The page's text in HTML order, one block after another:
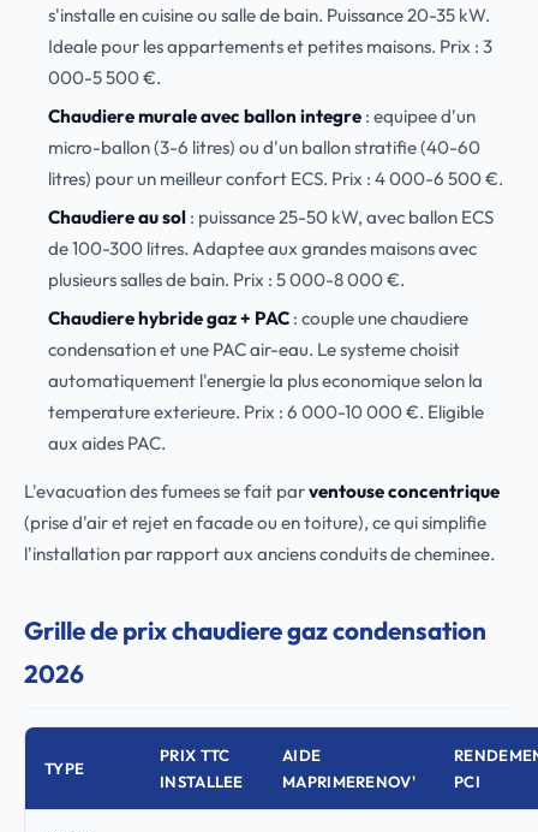
s'installe en cuisine ou salle de bain. Puissance 20-35 kW.
Ideale pour les appartements et petites maisons. Prix : 3
000-5 500 €.
Chaudiere murale avec ballon integre: equipee d'un
micro-ballon (3-6 litres) ou d'un ballon stratifie (40-60
litres) pour un meilleur confort ECS. Prix : 4 000-6 500 €.
Chaudiere au sol: puissance 25-50 kW, avec ballon ECS
de 100-300 litres. Adaptee aux grandes maisons avec
plusieurs salles de bain. Prix : 5 000-8 000 €.
Chaudiere hybride gaz + PAC: couple une chaudiere
condensation et une PAC air-eau. Le systeme choisit
automatiquement l'energie la plus economique selon la
temperature exterieure. Prix : 6 000-10 000 €. Eligible
aux aides PAC.
L'evacuation des fumees se fait parventouse concentrique
(prise d'air et rejet en facade ou en toiture), ce qui simplifie
l'installation par rapport aux anciens conduits de cheminee.
Grille de prix chaudiere gaz condensation
2026
TYPE
PRIX TTC
INSTALLEE
AIDE
MAPRIMERENOV'
PCI